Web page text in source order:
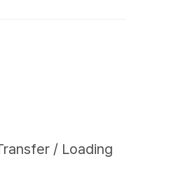
/ Loading